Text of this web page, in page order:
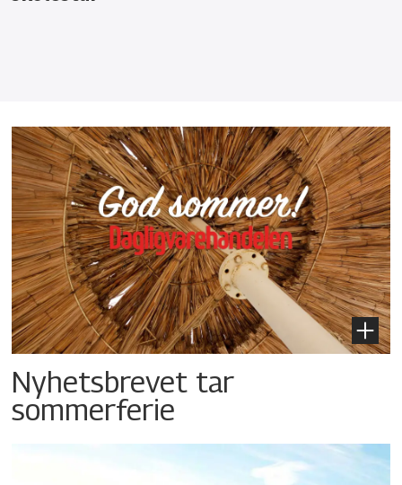
Nyhetsbrevet tar
sommerferie